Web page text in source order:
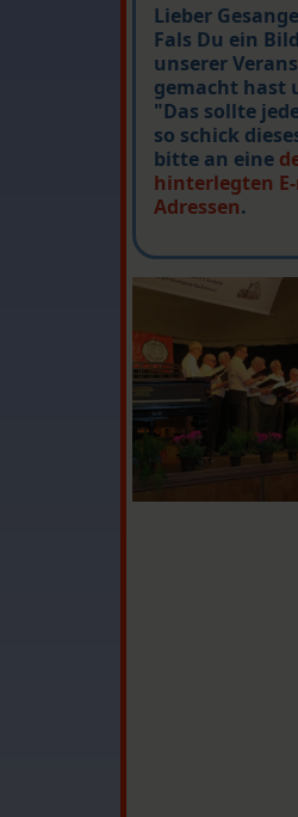
Lieber
Fals Du ein
unserer
gemacht hast
"Das sollte
so schick
bitte an eine
hinterlegten
Adressen.